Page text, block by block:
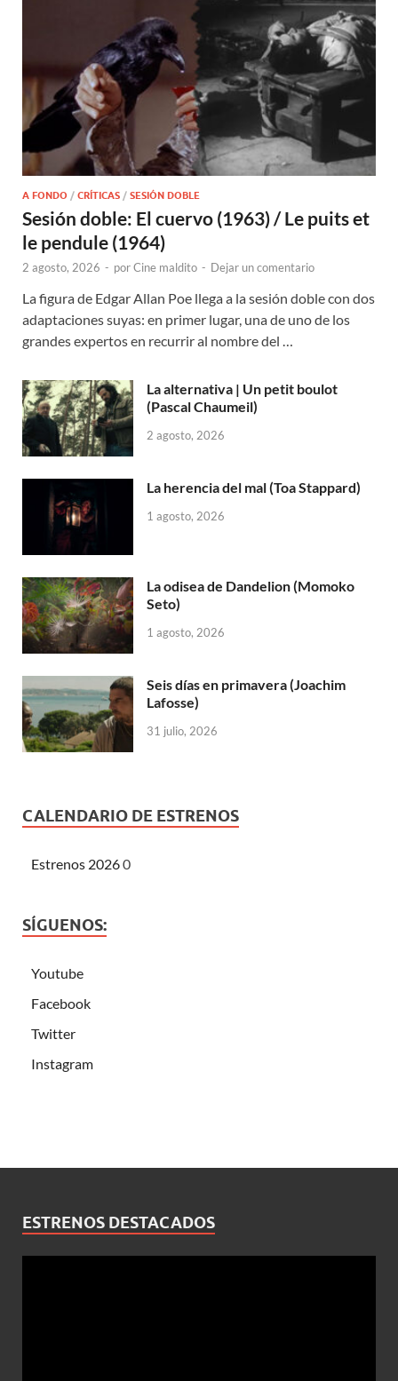
A FONDO / CRÍTICAS / SESIÓN DOBLE
Sesión doble: El cuervo (1963) / Le puits et
le pendule (1964)
2 agosto, 2026 - porCine maldito - Dejar un comentario
La figura de Edgar Allan Poe llega a la sesión doble con dos
adaptaciones suyas: en primer lugar, una de uno de los
grandes expertos en recurrir al nombre del …
La alternativa | Un petit boulot
(Pascal Chaumeil)
2 agosto, 2026
La herencia del mal (Toa Stappard)
1 agosto, 2026
La odisea de Dandelion (Momoko
Seto)
1 agosto, 2026
Seis días en primavera (Joachim
Lafosse)
31 julio, 2026
CALENDARIO DE ESTRENOS
Estrenos 20260
SÍGUENOS:
Youtube
Facebook
Twitter
Instagram
ESTRENOS DESTACADOS